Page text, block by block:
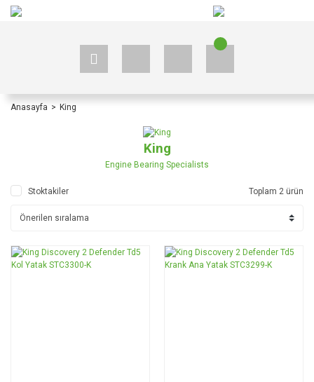
Anasayfa King
King
Engine Bearing Specialists
Stoktakiler Toplam 2 ürün
TÜKENDİ